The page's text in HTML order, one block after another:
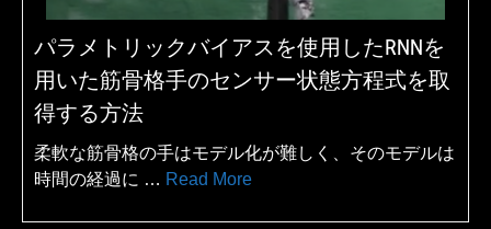
パラメトリックバイアスを使用したRNNを
用いた筋骨格手のセンサー状態方程式を取
得する方法
柔軟な筋骨格の手はモデル化が難しく、そのモデルは
時間の経過に … Read More